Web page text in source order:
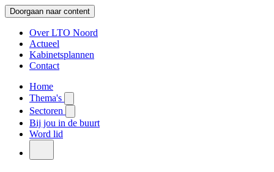
Doorgaan naar content
Over LTO Noord
Actueel
Kabinetsplannen
Contact
Home
Thema's
Sectoren
Bij jou in de buurt
Word lid